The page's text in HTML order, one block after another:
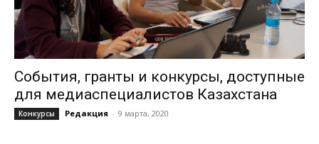
События, гранты и конкурсы, доступные
для медиаспециалистов Казахстана
Конкурсы Редакция - 9 марта, 2020